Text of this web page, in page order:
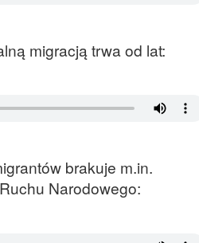
migracją trwa od lat:
brakuje m.in.
Narodowego: